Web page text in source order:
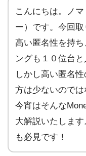
こんにちは。ノ
ー）です。今回
高い匿名性を持
ングも１０位台と
しかし高い匿名
方は少ないので
今宵はそんな
大解説いたしま
も必見です！